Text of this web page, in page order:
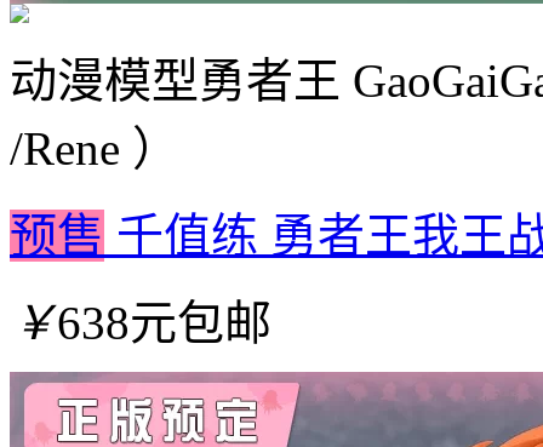
动漫模型勇者王
/Rene ）
预售 千值练 勇者王我王
￥638元包邮